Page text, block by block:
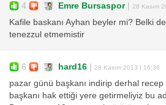
4 Emre Bursaspor| 28 Kasım
Kafile baskanı Ayhan beyler mi? Belki
tenezzul etmemistir
6 hard16 | 28 Kasım 2013 | 16:36
pazar günü başkanı indirip derhal
başkanı hak ettiği yere getirmeliyiz bu